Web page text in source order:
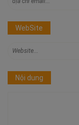
WebSite
Nội dung